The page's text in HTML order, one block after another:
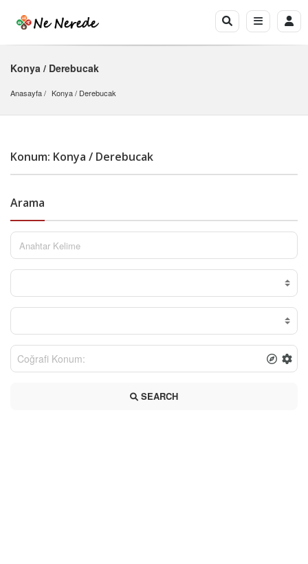
Konya / Derebucak
Anasayfa Konya / Derebucak
Konum: Konya / Derebucak
Arama
SEARCH